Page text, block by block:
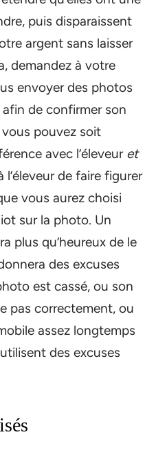
puis disparaissent
argent sans laisser
demandez à votre
envoyer des photos
de confirmer son
pouvez soit
avec l’éleveur et
de faire figurer
vous aurez choisi
sur la photo. Un
plus qu’heureux de le
des excuses
est cassé, ou son
pas correctement, ou
assez longtemps
des excuses